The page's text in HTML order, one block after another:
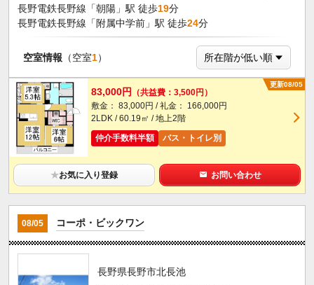
長野電鉄長野線「朝陽」駅 徒歩19分
長野電鉄長野線「附属中学前」駅 徒歩24分
空室情報 （空室1）
更新08/05
83,000円
（共益費：3,500円）
敷金： 83,000円 / 礼金： 166,000円
2LDK / 60.19㎡ / 地上2階
仲介手数料半額
バス・トイレ別
★お気に入り登録 お問い合わせ
08/05 コーポ・ビックワン
長野県長野市北長池